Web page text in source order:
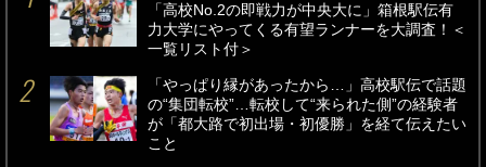
「高校No.2の即戦力が中央大に」箱根駅伝有
力大学にやってくる有望ランナーを大調査！＜
一覧リスト付＞
「やっぱり縁があったから…」高校駅伝で話題
の“集団転校”…転校して“来られた側”の経験者
が「都大路で初出場・初優勝」を経て伝えたい
こと